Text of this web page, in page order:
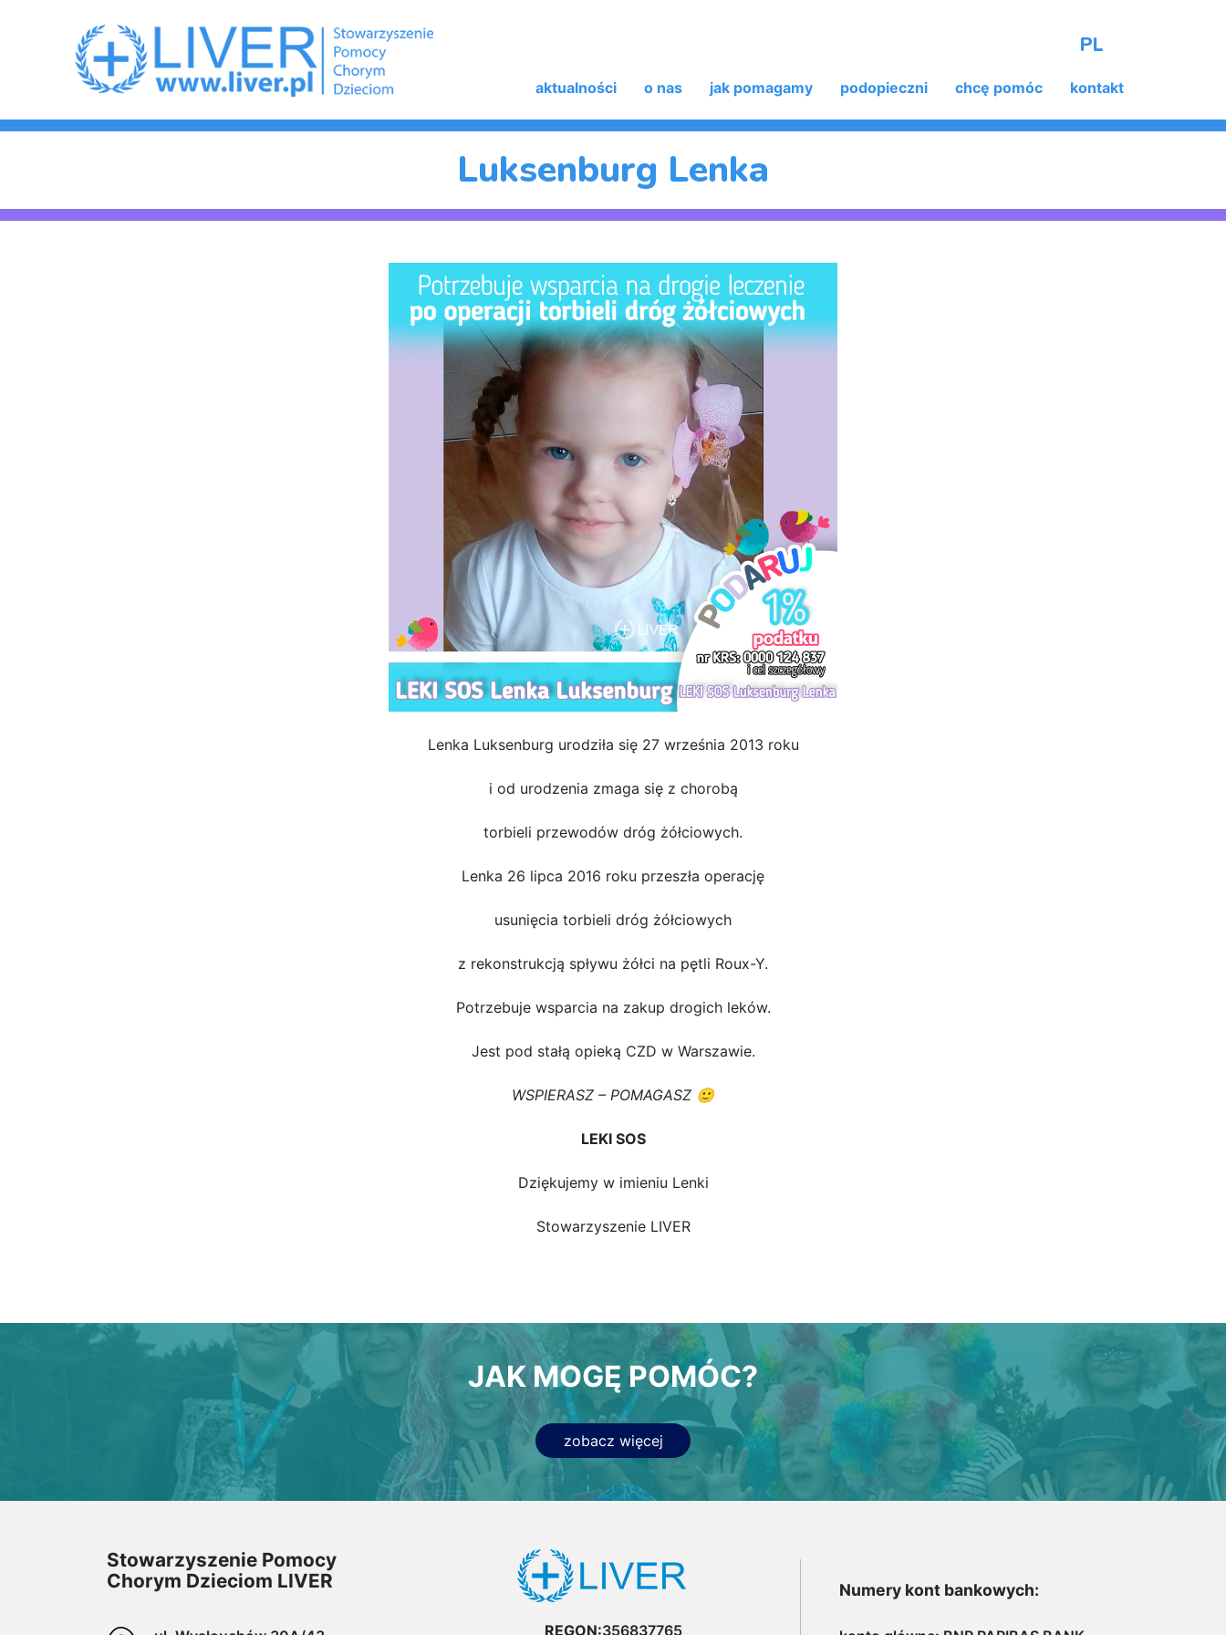
PL
aktualności o nas jak pomagamy podopieczni chcę pomóc kontakt
Luksenburg Lenka
Lenka Luksenburg urodziła się 27 września 2013 roku
i od urodzenia zmaga się z chorobą
torbieli przewodów dróg żółciowych.
Lenka 26 lipca 2016 roku przeszła operację
usunięcia torbieli dróg żółciowych
z rekonstrukcją spływu żółci na pętli Roux-Y.
Potrzebuje wsparcia na zakup drogich leków.
Jest pod stałą opieką CZD w Warszawie.
WSPIERASZ – POMAGASZ 🙂
LEKI SOS
Dziękujemy w imieniu Lenki
Stowarzyszenie LIVER
JAK MOGĘ POMÓC?
zobacz więcej
Stowarzyszenie Pomocy
Chorym Dzieciom LIVER
REGON:356837765
Numery kont bankowych: